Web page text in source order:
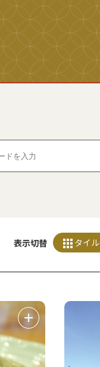
表示切替 タイル